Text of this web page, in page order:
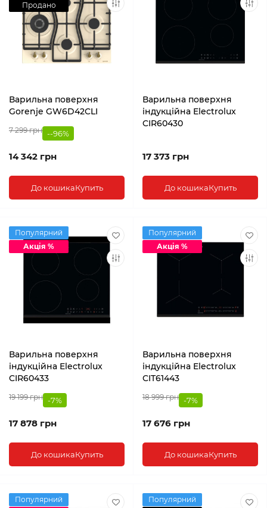
Продано
Варильна поверхня
Gorenje GW6D42CLI
7 299 грн --96%
14 342 грн
До кошикаКупить
Варильна поверхня
індукційна Electrolux
CIR60430
17 373 грн
До кошикаКупить
Популярний
Акція %
Варильна поверхня
індукційна Electrolux
CIR60433
19 199 грн -7%
17 878 грн
До кошикаКупить
Популярний
Акція %
Варильна поверхня
індукційна Electrolux
CIT61443
18 999 грн -7%
17 676 грн
До кошикаКупить
Популярний Популярний